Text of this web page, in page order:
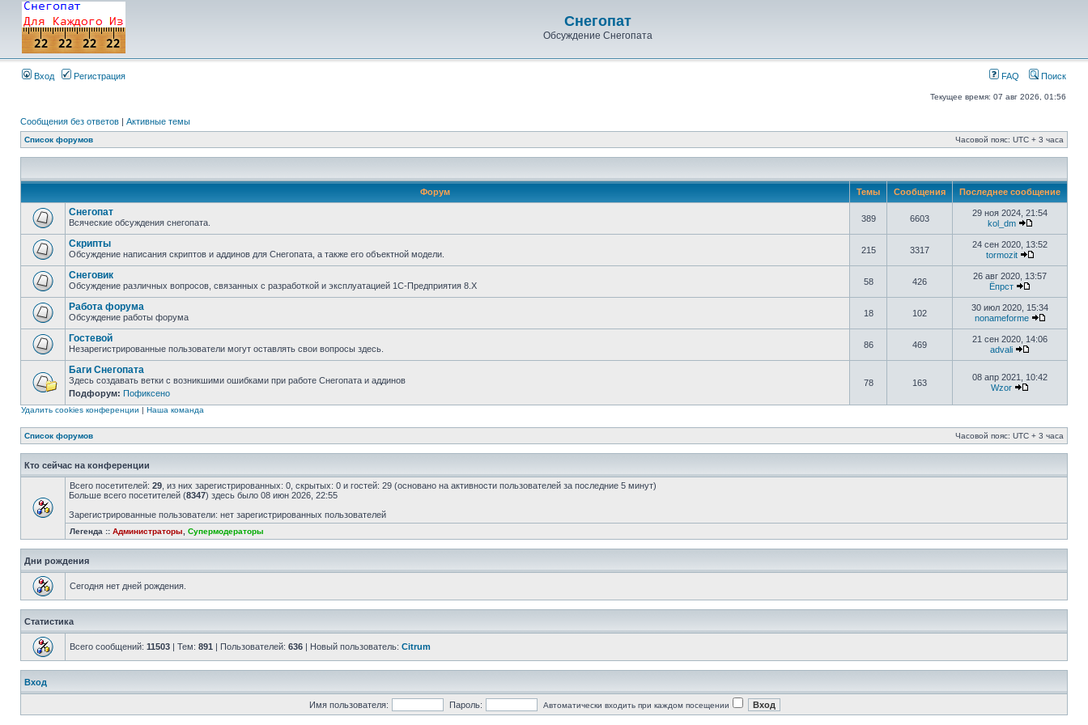
Снегопат
Обсуждение Снегопата
Вход Регистрация FAQ Поиск
Текущее время: 07 авг 2026, 01:56
Сообщения без ответов | Активные темы
Список форумов Часовой пояс: UTC + 3 часа
Форум Темы Сообщения Последнее сообщение
Снегопат
Всяческие обсуждения снегопата. 389 6603
29 ноя 2024, 21:54
kol_dm
Скрипты
Обсуждение написания скриптов и аддинов для Снегопата, а также его объектной модели. 215 3317
24 сен 2020, 13:52
tormozit
Снеговик
Обсуждение различных вопросов, связанных с разработкой и эксплуатацией 1С-Предприятия 8.X 58 426
26 авг 2020, 13:57
Ёпрст
Работа форума
Обсуждение работы форума 18 102
30 июл 2020, 15:34
nonameforme
Гостевой
Незарегистрированные пользователи могут оставлять свои вопросы здесь. 86 469
21 сен 2020, 14:06
advali
Баги Снегопата
Здесь создавать ветки с возникшими ошибками при работе Снегопата и аддинов
Подфорум: Пофиксено
78 163
08 апр 2021, 10:42
Wzor
Удалить cookies конференции | Наша команда
Список форумов Часовой пояс: UTC + 3 часа
Кто сейчас на конференции
Всего посетителей: 29 , из них зарегистрированных: 0, скрытых: 0 и гостей: 29 (основано на активности пользователей за последние 5 минут)
Больше всего посетителей (8347) здесь было 08 июн 2026, 22:55
Зарегистрированные пользователи: нет зарегистрированных пользователей
Легенда :: Администраторы Супермодераторы
Дни рождения
Сегодня нет дней рождения.
Статистика
Всего сообщений: 11503 | Тем: 891 | Пользователей: 636 | Новый пользователь: Citrum
Вход
Имя пользователя: Пароль: Автоматически входить при каждом посещении